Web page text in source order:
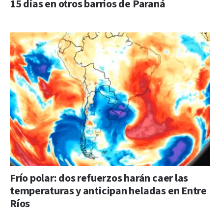
15 días en otros barrios de Paraná
Frío polar: dos refuerzos harán caer las
temperaturas y anticipan heladas en Entre
Ríos